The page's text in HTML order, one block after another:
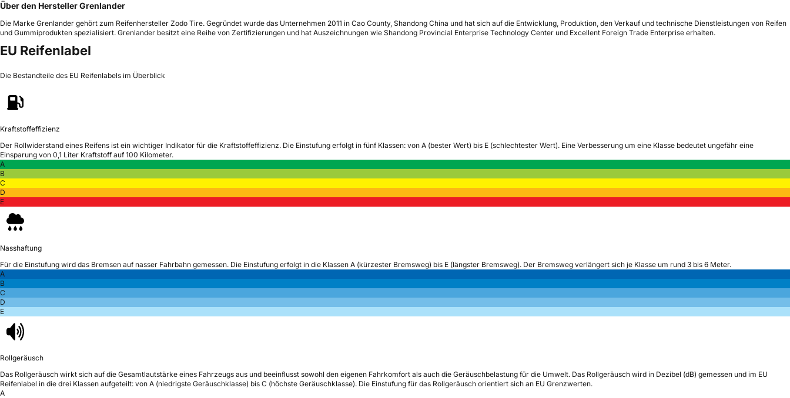
Über den Hersteller Grenlander
Die Marke Grenlander gehört zum Reifenhersteller Zodo Tire. Gegründet wurde das Unternehmen 2011 in Cao County, Shandong China und hat sich auf die Entwicklung, Produktion, den Verkauf und technische Dienstleistungen von Reifen
und Gummiprodukten spezialisiert. Grenlander besitzt eine Reihe von Zertifizierungen und hat Auszeichnungen wie Shandong Provincial Enterprise Technology Center und Excellent Foreign Trade Enterprise erhalten.
EU Reifenlabel
Die Bestandteile des EU Reifenlabels im Überblick
Kraftstoffeffizienz
Der Rollwiderstand eines Reifens ist ein wichtiger Indikator für die Kraftstoffeffizienz. Die Einstufung erfolgt in fünf Klassen: von A (bester Wert) bis E (schlechtester Wert). Eine Verbesserung um eine Klasse bedeutet ungefähr eine
Einsparung von 0,1 Liter Kraftstoff auf 100 Kilometer.
A
B
C
D
E
Nasshaftung
Für die Einstufung wird das Bremsen auf nasser Fahrbahn gemessen. Die Einstufung erfolgt in die Klassen A (kürzester Bremsweg) bis E (längster Bremsweg). Der Bremsweg verlängert sich je Klasse um rund 3 bis 6 Meter.
A
B
C
D
E
Rollgeräusch
Das Rollgeräusch wirkt sich auf die Gesamtlautstärke eines Fahrzeugs aus und beeinflusst sowohl den eigenen Fahrkomfort als auch die Geräuschbelastung für die Umwelt. Das Rollgeräusch wird in Dezibel (dB) gemessen und im EU
Reifenlabel in die drei Klassen aufgeteilt: von A (niedrigste Geräuschklasse) bis C (höchste Geräuschklasse). Die Einstufung für das Rollgeräusch orientiert sich an EU Grenzwerten.
A